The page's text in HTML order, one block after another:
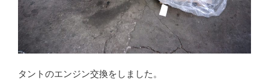
タントのエンジン交換をしました。